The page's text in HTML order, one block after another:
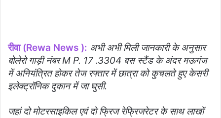
रीवा (Rewa News ): अभी अभी मिली जानकारी के अनुसार
बोलेरो गाड़ी नंबर M P. 17 .3304 बस स्टैंड के अंदर मऊगंज
में अनियंत्रित होकर तेज रफ्तार में छात्रा को कुचलते हुए केसरी
इलेक्ट्रॉनिक दुकान में जा घुसी.
जहां दो मोटरसाइकिल एवं दो फ्रिज रेफ्रिजरेटर के साथ लाखों